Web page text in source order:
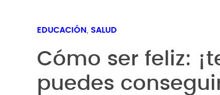
EDUCACIÓN SALUD
Cómo ser feliz:
puedes